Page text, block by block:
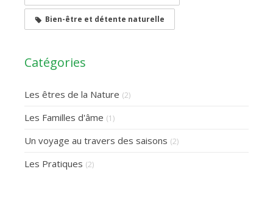
Bien-être et détente naturelle
Catégories
Les êtres de la Nature (2)
Les Familles d'âme (1)
Un voyage au travers des saisons (2)
Les Pratiques (2)